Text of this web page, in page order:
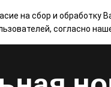
НАШИ
на сбор и
согласно